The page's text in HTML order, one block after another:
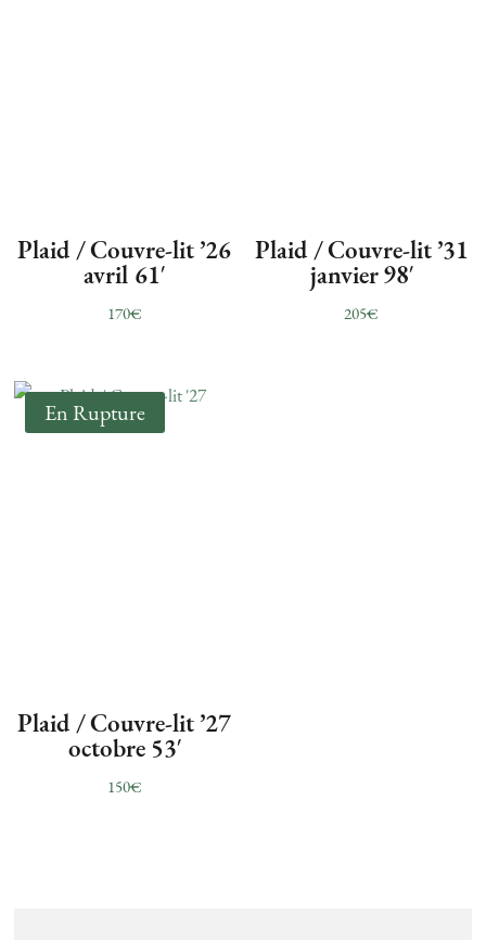
Plaid / Couvre-lit ’26
avril 61′
170€
Plaid / Couvre-lit ’31
janvier 98′
205€
Plaid / Couvre-lit ’27
octobre 53′
150€